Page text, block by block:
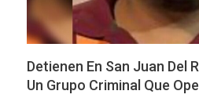
Detienen En San Juan Del
Un Grupo Criminal Que